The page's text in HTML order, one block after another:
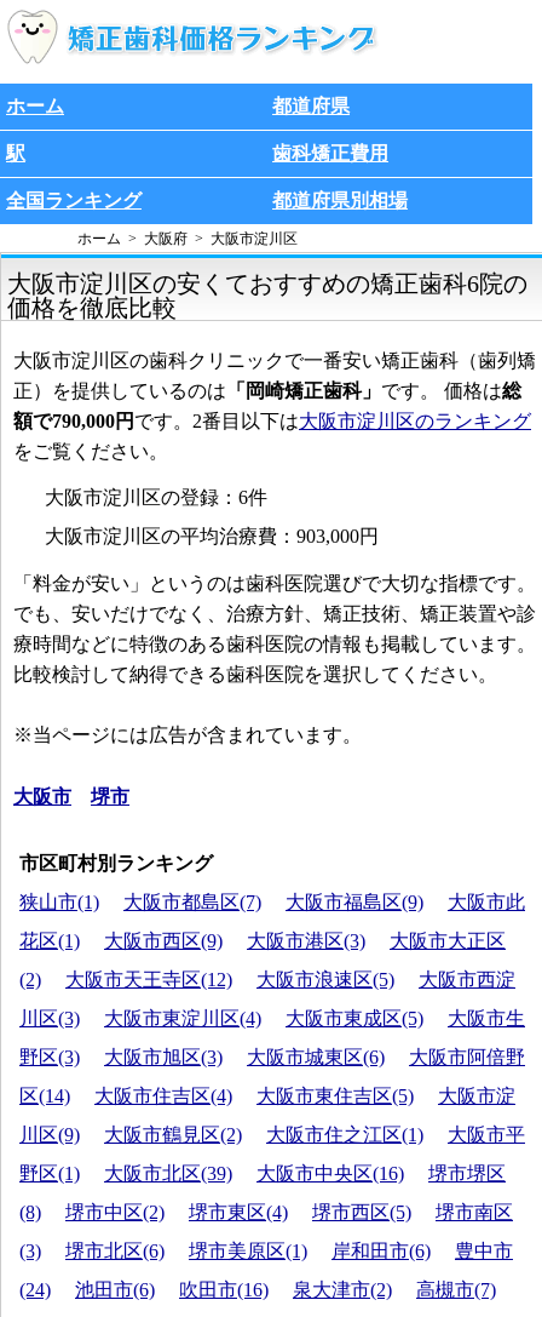
ホーム 都道府県
駅 歯科矯正費用
全国ランキング 都道府県別相場
ホーム 大阪府 大阪市淀川区
大阪市淀川区の安くておすすめの矯正歯科6院の
価格を徹底比較
大阪市淀川区の歯科クリニックで一番安い矯正歯科（歯列矯
正）を提供しているのは 「岡崎矯正歯科」 です。 価格は総
額で790,000円 です。2番目以下は大阪市淀川区のランキング
をご覧ください。
大阪市淀川区の登録：6件
大阪市淀川区の平均治療費：903,000円
「料金が安い」というのは歯科医院選びで大切な指標です。
でも、安いだけでなく、治療方針、矯正技術、矯正装置や診
療時間などに特徴のある歯科医院の情報も掲載しています。
比較検討して納得できる歯科医院を選択してください。
※当ページには広告が含まれています。
大阪市 堺市
市区町村別ランキング
狭山市(1)
大阪市都島区(7) 大阪市福島区(9)
大阪市此
花区(1)
大阪市西区(9) 大阪市港区(3)
大阪市大正区
(2)
大阪市天王寺区(12) 大阪市浪速区(5)
大阪市西淀
川区(3)
大阪市東淀川区(4) 大阪市東成区(5)
大阪市生
野区(3)
大阪市旭区(3) 大阪市城東区(6)
大阪市阿倍野
区(14)
大阪市住吉区(4) 大阪市東住吉区(5)
大阪市淀
川区(9)
大阪市鶴見区(2) 大阪市住之江区(1)
大阪市平
野区(1)
大阪市北区(39) 大阪市中央区(16)
堺市堺区
(8)
堺市中区(2) 堺市東区(4) 堺市西区(5)
堺市南区
(3)
堺市北区(6) 堺市美原区(1) 岸和田市(6)
豊中市
(24)
池田市(6) 吹田市(16) 泉大津市(2)
高槻市(7)